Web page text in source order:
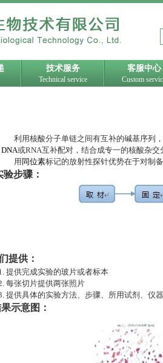
技术服务
Technical service
客服中心
Custom
利用核酸分子单链之间有互补的碱基序列
DNA或RNA互补配对，结合成专一的核酸杂交
用 同位素标记的放射性探针优势在于对制
步骤：
提供：
提供完成实验的玻片或者标本
每张切片提供两张照片
提供具体的实验方法、步骤、所用试剂、仪
示意图：